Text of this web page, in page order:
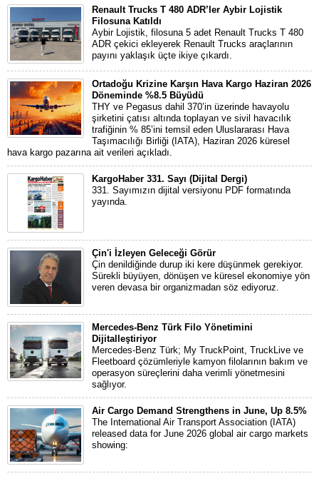
Renault Trucks T 480 ADR’ler Aybir Lojistik
Filosuna Katıldı
Aybir Lojistik, filosuna 5 adet Renault Trucks T 480
ADR çekici ekleyerek Renault Trucks araçlarının
payını yaklaşık üçte ikiye çıkardı.
Ortadoğu Krizine Karşın Hava Kargo Haziran 2026
Döneminde %8.5 Büyüdü
THY ve Pegasus dahil 370’in üzerinde havayolu
şirketini çatısı altında toplayan ve sivil havacılık
trafiğinin % 85’ini temsil eden Uluslararası Hava
Taşımacılığı Birliği (IATA), Haziran 2026 küresel
hava kargo pazarına ait verileri açıkladı.
KargoHaber 331. Sayı (Dijital Dergi)
331. Sayımızın dijital versiyonu PDF formatında
yayında.
Çin'i İzleyen Geleceği Görür
Çin denildiğinde durup iki kere düşünmek gerekiyor.
Sürekli büyüyen, dönüşen ve küresel ekonomiye yön
veren devasa bir organizmadan söz ediyoruz.
Mercedes-Benz Türk Filo Yönetimini
Dijitalleştiriyor
Mercedes-Benz Türk; My TruckPoint, TruckLive ve
Fleetboard çözümleriyle kamyon filolarının bakım ve
operasyon süreçlerini daha verimli yönetmesini
sağlıyor.
Air Cargo Demand Strengthens in June, Up 8.5%
The International Air Transport Association (IATA)
released data for June 2026 global air cargo markets
showing: